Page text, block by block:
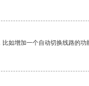
如增加一个自动切换线路的功